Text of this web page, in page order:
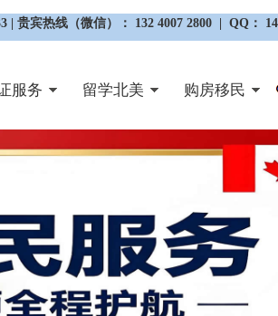
| 贵宾热线（微信）： 132 4007 2800 | QQ：
服务 留学北美 购房移民